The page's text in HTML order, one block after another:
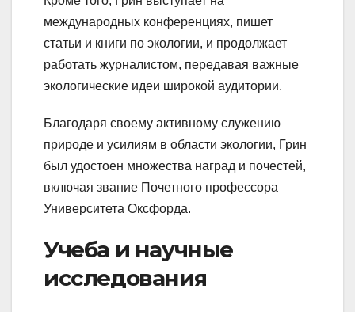
международных конференциях, пишет
статьи и книги по экологии, и продолжает
работать журналистом, передавая важные
экологические идеи широкой аудитории.
Благодаря своему активному служению
природе и усилиям в области экологии, Грин
был удостоен множества наград и почестей,
включая звание Почетного профессора
Университета Оксфорда.
Учеба и научные
исследования